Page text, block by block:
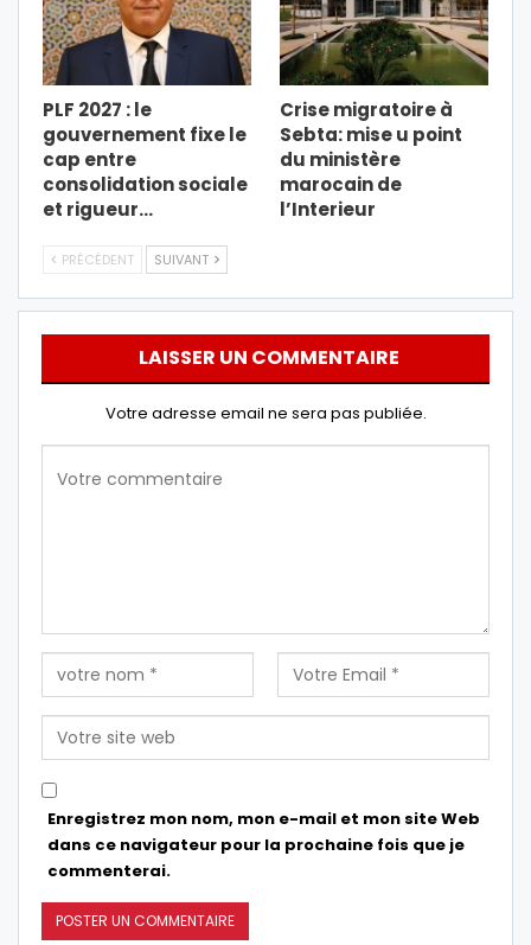
PLF 2027 : le
gouvernement fixe le
cap entre
consolidation sociale
et rigueur…
Crise migratoire à
Sebta: mise u point
du ministère
marocain de
l’Interieur
PRÉCÉDENT SUIVANT
LAISSER UN COMMENTAIRE
Votre adresse email ne sera pas publiée.
Enregistrez mon nom, mon e-mail et mon site Web
dans ce navigateur pour la prochaine fois que je
commenterai.